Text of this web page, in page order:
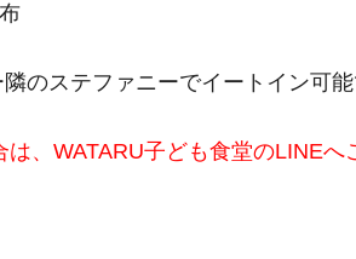
のステファニーでイートイン可能
、WATARU子ども食堂のLINEへ